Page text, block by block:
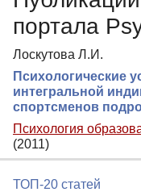
портала
Лоскутова Л.И.
Психологические
интегральной
спортсменов
Психология
(2011)
ТОП-20 статей